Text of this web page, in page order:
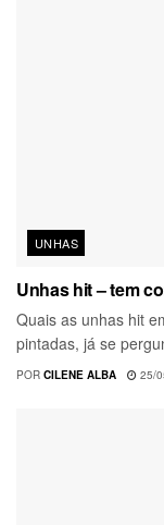
UNHAS
Unhas hit – tem
Quais as unhas hit
pintadas, já se
POR CILENE ALBA 25/